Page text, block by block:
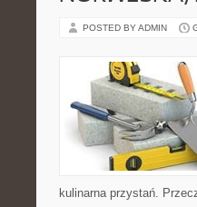
POSTED BY ADMIN
kulinarna przystań.